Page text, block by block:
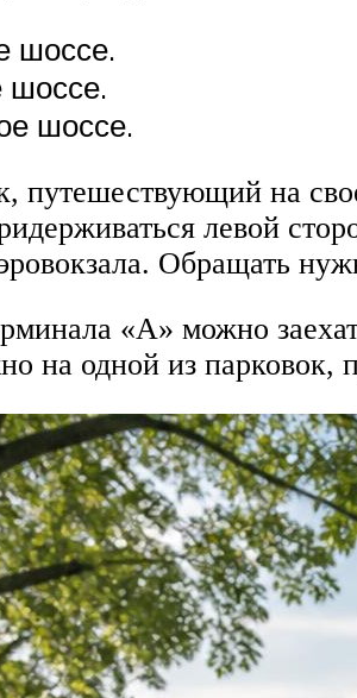
шоссе.
шоссе.
шоссе.
путешествующий на
левой
Обращать
«А» можно
на одной из парковок,